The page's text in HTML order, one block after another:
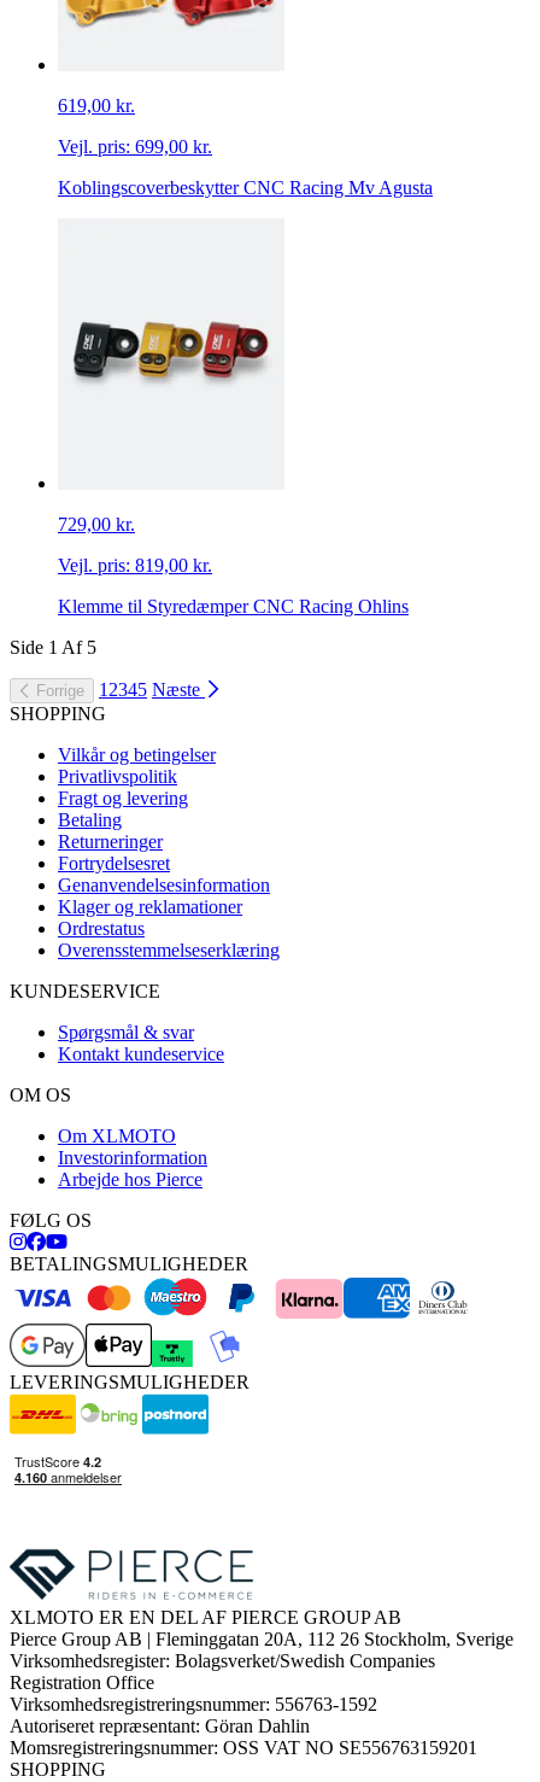
619,00 kr.
Vejl. pris: 699,00 kr.
Koblingscoverbeskytter CNC Racing Mv Agusta
729,00 kr.
Vejl. pris: 819,00 kr.
Klemme til Styredæmper CNC Racing Ohlins
Side 1 Af 5
Forrige 12345 Næste
SHOPPING
Vilkår og betingelser
Privatlivspolitik
Fragt og levering
Betaling
Returneringer
Fortrydelsesret
Genanvendelsesinformation
Klager og reklamationer
Ordrestatus
Overensstemmelseserklæring
KUNDESERVICE
Spørgsmål & svar
Kontakt kundeservice
OM OS
Om XLMOTO
Investorinformation
Arbejde hos Pierce
FØLG OS
BETALINGSMULIGHEDER
LEVERINGSMULIGHEDER
XLMOTO ER EN DEL AF PIERCE GROUP AB
Pierce Group AB | Fleminggatan 20A, 112 26 Stockholm, Sverige
Virksomhedsregister: Bolagsverket/Swedish Companies
Registration Office
Virksomhedsregistreringsnummer: 556763-1592
Autoriseret repræsentant: Göran Dahlin
Momsregistreringsnummer: OSS VAT NO SE556763159201
SHOPPING